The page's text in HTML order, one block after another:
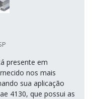
presente em
nos mais
sua aplicação
4130, que possui as